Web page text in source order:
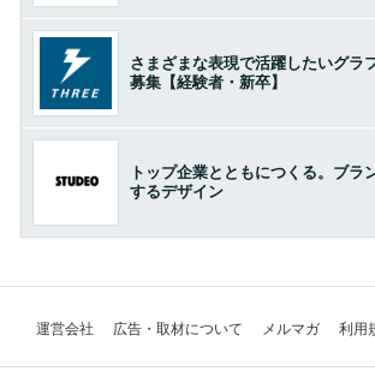
さまざまな表現で活躍したいグラ
募集【経験者・新卒】
トップ企業とともにつくる。ブラ
するデザイン
運営会社 広告・取材について メルマガ 利用